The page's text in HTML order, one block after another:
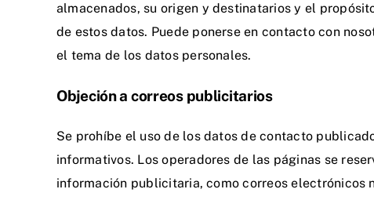
almacenados, su origen y destinatarios y el
de estos datos. Puede ponerse en contacto con
el tema de los datos personales.
Objeción a correos publicitarios
Se prohíbe el uso de los datos de contacto
informativos. Los operadores de las páginas se
información publicitaria, como correos electrónicos